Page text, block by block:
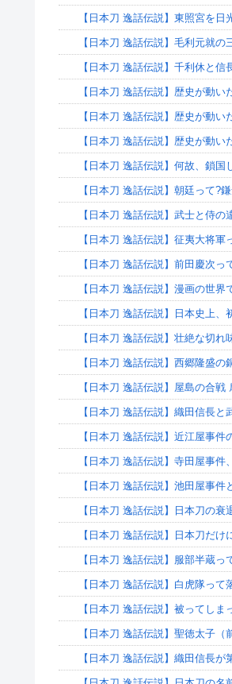
【日本刀 逸話伝説】東照宮を
【日本刀 逸話伝説】毛利元就
【日本刀 逸話伝説】千利休と
【日本刀 逸話伝説】歴史が動
【日本刀 逸話伝説】歴史が動
【日本刀 逸話伝説】歴史が動
【日本刀 逸話伝説】何故、鎖
【日本刀 逸話伝説】朝廷って?
【日本刀 逸話伝説】武士と侍
【日本刀 逸話伝説】征夷大将
【日本刀 逸話伝説】前田慶次
【日本刀 逸話伝説】漫画の世
【日本刀 逸話伝説】日本史上
【日本刀 逸話伝説】壮絶な切
【日本刀 逸話伝説】西郷隆盛
【日本刀 逸話伝説】屋島の合
【日本刀 逸話伝説】織田信長
【日本刀 逸話伝説】近江屋事
【日本刀 逸話伝説】寺田屋事
【日本刀 逸話伝説】池田屋事
【日本刀 逸話伝説】日本刀の
【日本刀 逸話伝説】日本刀だ
【日本刀 逸話伝説】服部半蔵
【日本刀 逸話伝説】白虎隊っ
【日本刀 逸話伝説】被ってし
【日本刀 逸話伝説】聖徳太子
【日本刀 逸話伝説】織田信長